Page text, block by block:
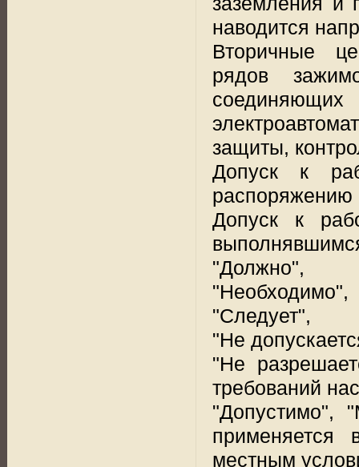
наводится
Вторичные
рядов
соединяющих
защиты,
Допуск к
распоряжению
Допуск к
"Должно",
"Необходимо",
"Следует",
"Не
"Не
требований
"Допустимо",
местным